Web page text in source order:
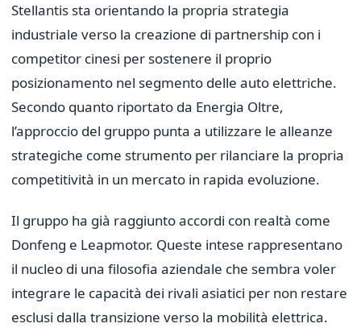
Stellantis sta orientando la propria strategia
industriale verso la creazione di partnership con i
competitor cinesi per sostenere il proprio
posizionamento nel segmento delle auto elettriche.
Secondo quanto riportato da Energia Oltre,
l’approccio del gruppo punta a utilizzare le alleanze
strategiche come strumento per rilanciare la propria
competitività in un mercato in rapida evoluzione.
Il gruppo ha già raggiunto accordi con realtà come
Donfeng e Leapmotor. Queste intese rappresentano
il nucleo di una filosofia aziendale che sembra voler
integrare le capacità dei rivali asiatici per non restare
esclusi dalla transizione verso la mobilità elettrica.